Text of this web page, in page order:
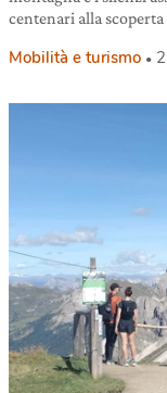
centenari alla scoperta
Mobilità e turismo